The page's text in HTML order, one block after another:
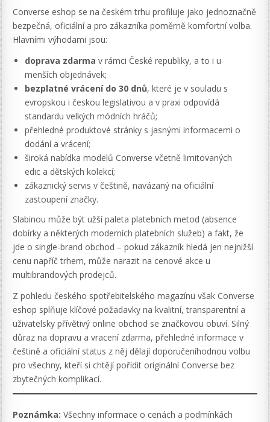
Converse eshop se na českém trhu profiluje jako jednoznačně
bezpečná, oficiální a pro zákazníka poměrně komfortní volba.
Hlavními výhodami jsou:
doprava zdarma v rámci České republiky, a to i u
menších objednávek;
bezplatné vrácení do 30 dnů, které je v souladu s
evropskou i českou legislativou a v praxi odpovídá
standardu velkých módních hráčů;
přehledné produktové stránky s jasnými informacemi o
dodání a vrácení;
široká nabídka modelů Converse včetně limitovaných
edic a dětských kolekcí;
zákaznický servis v češtině, navázaný na oficiální
zastoupení značky.
Slabinou může být užší paleta platebních metod (absence
dobírky a některých moderních platebních služeb) a fakt, že
jde o single-brand obchod – pokud zákazník hledá jen nejnižší
cenu napříč trhem, může narazit na cenové akce u
multibrandových prodejců.
Z pohledu českého spotřebitelského magazínu však Converse
eshop splňuje klíčové požadavky na kvalitní, transparentní a
uživatelsky přívětivý online obchod se značkovou obuví. Silný
důraz na dopravu a vracení zdarma, přehledné informace v
češtině a oficiální status z něj dělají doporučeníhodnou volbu
pro všechny, kteří si chtějí pořídit originální Converse bez
zbytečných komplikací.
Poznámka: Všechny informace o cenách a podmínkách